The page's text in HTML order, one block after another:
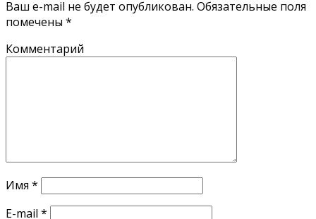
Ваш e-mail не будет опубликован. Обязательные поля
помечены *
Комментарий
Имя *
E-mail *